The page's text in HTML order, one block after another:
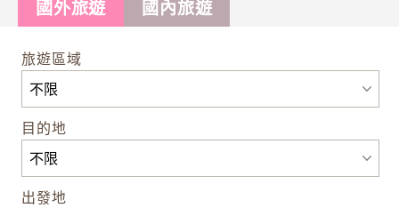
國外旅遊 國內旅遊
旅遊區域
目的地
出發地